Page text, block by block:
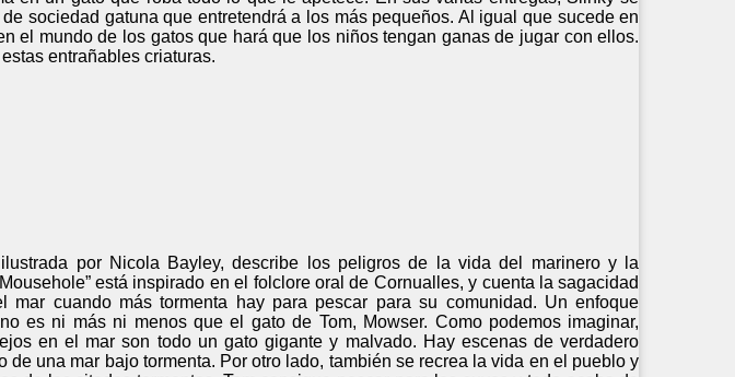
sociedad gatuna que entretendrá a los más pequeños. Al igual que sucede en
el mundo de los gatos que hará que los niños tengan ganas de jugar con ellos.
entrañables criaturas.
por Nicola Bayley, describe los peligros de la vida del marinero y la
está inspirado en el folclore oral de Cornualles, y cuenta la sagacidad
cuando más tormenta hay para pescar para su comunidad. Un enfoque
es ni más ni menos que el gato de Tom, Mowser. Como podemos imaginar,
en el mar son todo un gato gigante y malvado. Hay escenas de verdadero
una mar bajo tormenta. Por otro lado, también se recrea la vida en el pueblo y